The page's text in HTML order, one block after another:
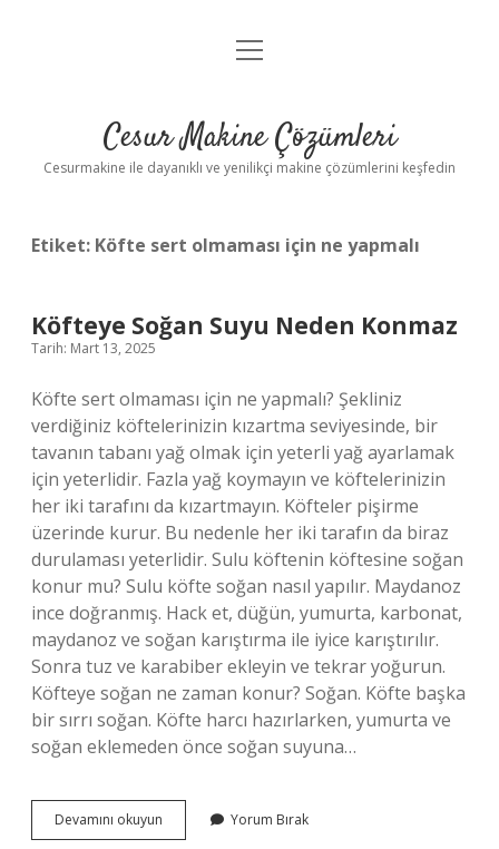
Anasayfa
Yasal Uyarı
menüyü
Cesur Makine Çözümleri
Cesurmakine ile dayanıklı ve yenilikçi makine çözümlerini keşfedin
Etiket: Köfte sert olmaması için ne yapmalı
Köfteye Soğan Suyu Neden Konmaz
Tarih: Mart 13, 2025
Köfte sert olmaması için ne yapmalı? Şekliniz
verdiğiniz köftelerinizin kızartma seviyesinde, bir
tavanın tabanı yağ olmak için yeterli yağ ayarlamak
için yeterlidir. Fazla yağ koymayın ve köftelerinizin
her iki tarafını da kızartmayın. Köfteler pişirme
üzerinde kurur. Bu nedenle her iki tarafın da biraz
durulaması yeterlidir. Sulu köftenin köftesine soğan
konur mu? Sulu köfte soğan nasıl yapılır. Maydanoz
ince doğranmış. Hack et, düğün, yumurta, karbonat,
maydanoz ve soğan karıştırma ile iyice karıştırılır.
Sonra tuz ve karabiber ekleyin ve tekrar yoğurun.
Köfteye soğan ne zaman konur? Soğan. Köfte başka
bir sırrı soğan. Köfte harcı hazırlarken, yumurta ve
soğan eklemeden önce soğan suyuna…
Devamını okuyun
Soğan
Yorum Bırak